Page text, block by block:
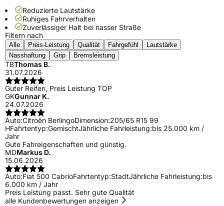
Reduzierte Lautstärke
Ruhiges Fahrverhalten
Zuverlässiger Halt bei nasser Straße
Filtern nach
Alle Preis-Leistung Qualität Fahrgefühl
Lautstärke
Nasshaftung
Grip Bremsleistung
TBThomas B.
31.07.2026
Guter Reifen, Preis Leistung TOP
GKGunnar K.
24.07.2026
Auto:Citroën BerlingoDimension:205/65 R15 99
HFahrtentyp:GemischtJährliche Fahrleistung:bis 25.000 km /
Jahr
Gute Fahreigenschaften und günstig.
MDMarkus D.
15.06.2026
Auto:Fiat 500 CabrioFahrtentyp:StadtJährliche Fahrleistung:bis
6.000 km / Jahr
Preis Leistung passt. Sehr gute Qualität
alle Kundenbewertungen anzeigen